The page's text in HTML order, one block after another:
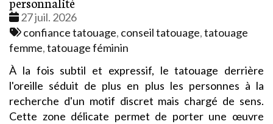
Date
:
27 juil. 2026
Tags
:
confiance tatouage, conseil tatouage,tatouage
femme,tatouage féminin
À la fois subtil et expressif, le tatouage derrière
l'oreille séduit de plus en plus les personnes à la
recherche d'un motif discret mais chargé de sens.
Cette zone délicate permet de porter une œuvre